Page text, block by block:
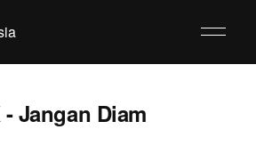
Jangan Diam